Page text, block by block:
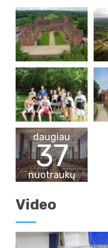
daugiau
37
nuotraukų
Video